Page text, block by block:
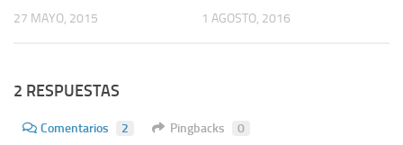
27 MAYO, 2015 1 AGOSTO, 2016
2 RESPUESTAS
Comentarios 2 Pingbacks 0